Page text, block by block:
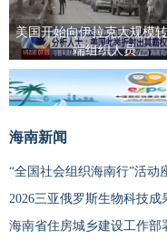
美国开始向伊拉克大规模
端组织人员
海南新闻
“全国社会组织海南行”活动
2026三亚俄罗斯生物科技
海南省住房城乡建设工作部